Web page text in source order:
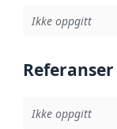
Ikke oppgitt
Referanser
Ikke oppgitt